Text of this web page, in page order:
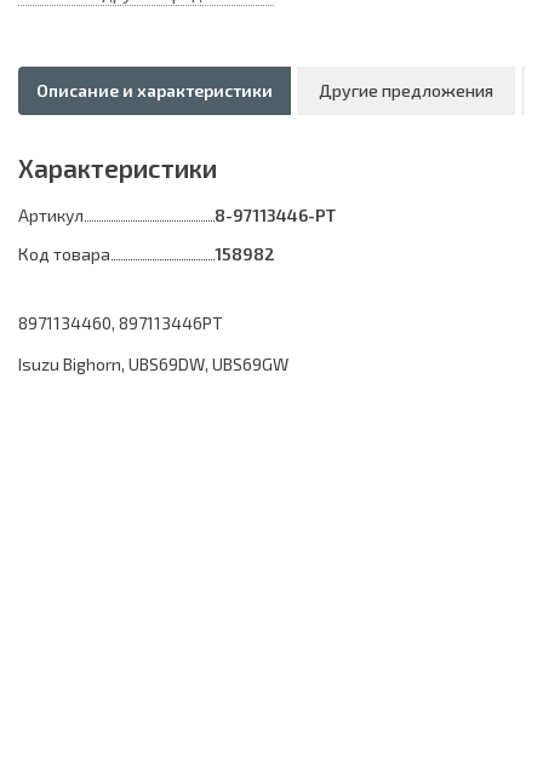
Описание и характеристики Другие предложения
Характеристики
Артикул
8-97113446-PT
Код товара
158982
8971134460, 897113446PT
Isuzu Bighorn, UBS69DW, UBS69GW